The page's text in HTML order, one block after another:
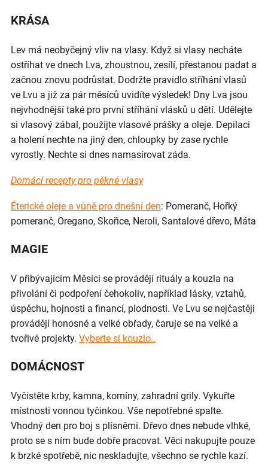
KRÁSA
Lev má neobyčejný vliv na vlasy. Když si vlasy necháte
ostříhat ve dnech Lva, zhoustnou, zesílí, přestanou padat a
začnou znovu podrůstat. Dodržte pravidlo stříhání vlasů
ve Lvu a již za pár měsíců uvidíte výsledek! Dny Lva jsou
nejvhodnější také pro první stříhání vlásků u dětí. Udělejte
si vlasový zábal, použijte vlasové prášky a oleje. Depilaci
a holení nechte na jiný den, chloupky by zase rychle
vyrostly. Nechte si dnes namasírovat záda.
Domácí recepty pro pěkné vlasy
Éterické oleje a vůně pro dnešní den: Pomeranč, Hořký
pomeranč, Oregano, Skořice, Neroli, Santalové dřevo, Máta
MAGIE
V přibývajícím Měsíci se provádějí rituály a kouzla na
přivolání či podpoření čehokoliv, například lásky, vztahů,
úspěchu, hojnosti a financí, plodnosti. Ve Lvu se nejčastěji
provádějí honosné a velké obřady, čaruje se na velké a
tvořivé projekty. Vyberte si kouzlo..
DOMÁCNOST
Vyčistěte krby, kamna, komíny, zahradní grily. Vykuřte
místnosti vonnou tyčinkou. Vše nepotřebné spalte.
Vhodný den pro boj s plísněmi. Dřevo dnes nebude vlhké,
proto se s ním bude dobře pracovat. Věci nakupujte pouze
k brzké spotřebě, nic neskladujte, všechno se rychle kazí.